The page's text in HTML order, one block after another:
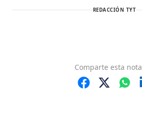
REDACCIÓN TYT
Comparte esta nota